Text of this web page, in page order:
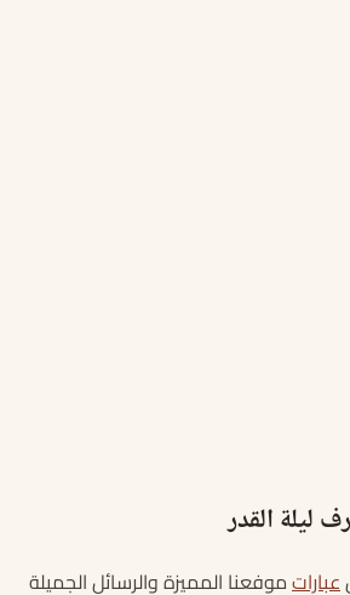
ليلة القدر
عباراتموفعنا المميزة والرسائل الجميلة